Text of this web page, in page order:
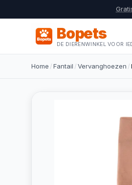
Bopets
DE DIERENWINKEL VOOR
Home /Fantail /Vervanghoezen /